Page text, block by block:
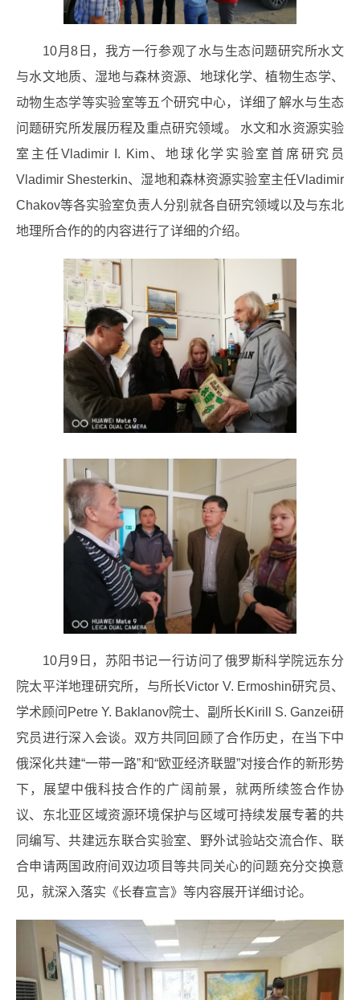
10月8日，我方一行参观了水与生态问题研究所水文
与水文地质、湿地与森林资源、地球化学、植物生态学、
动物生态学等实验室等五个研究中心，详细了解水与生态
问题研究所发展历程及重点研究领域。 水文和水资源实验
室主任Vladimir I. Kim、地球化学实验室首席研究员
Vladimir Shesterkin、湿地和森林资源实验室主任Vladimir
Chakov等各实验室负责人分别就各自研究领域以及与东北
地理所合作的的内容进行了详细的介绍。
10月9日，苏阳书记一行访问了俄罗斯科学院远东分
院太平洋地理研究所，与所长Victor V. Ermoshin研究员、
学术顾问Petre Y. Baklanov院士、副所长Kirill S. Ganzei研
究员进行深入会谈。双方共同回顾了合作历史，在当下中
俄深化共建“一带一路”和“欧亚经济联盟”对接合作的新形势
下，展望中俄科技合作的广阔前景，就两所续签合作协
议、东北亚区域资源环境保护与区域可持续发展专著的共
同编写、共建远东联合实验室、野外试验站交流合作、联
合申请两国政府间双边项目等共同关心的问题充分交换意
见，就深入落实《长春宣言》等内容展开详细讨论。